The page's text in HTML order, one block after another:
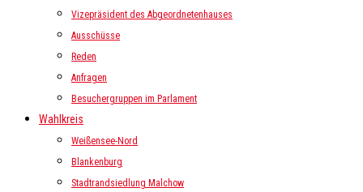
Vizepräsident des Abgeordnetenhauses
Ausschüsse
Reden
Anfragen
Besuchergruppen im Parlament
Wahlkreis
Weißensee-Nord
Blankenburg
Stadtrandsiedlung Malchow